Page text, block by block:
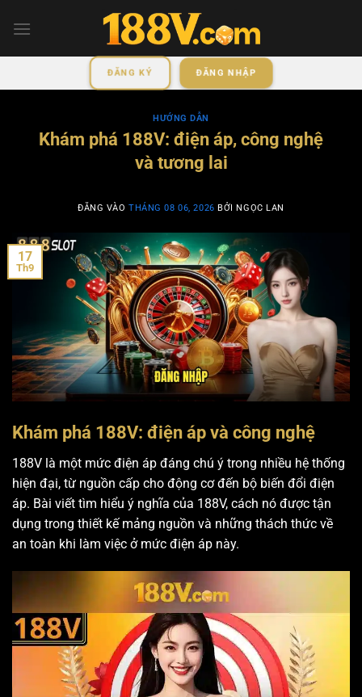
qua
ĐĂNG KÝ ĐĂNG NHẬP
HƯỚNG DẪN
Khám phá 188V: điện áp, công nghệ
và tương lai
ĐĂNG VÀOTHÁNG 08 06, 2026 BỞINGỌC LAN
17
Th9
Khám phá 188V: điện áp và công nghệ
188V là một mức điện áp đáng chú ý trong nhiều hệ thống
hiện đại, từ nguồn cấp cho động cơ đến bộ biến đổi điện
áp. Bài viết tìm hiểu ý nghĩa của 188V, cách nó được tận
dụng trong thiết kế mảng nguồn và những thách thức về
an toàn khi làm việc ở mức điện áp này.